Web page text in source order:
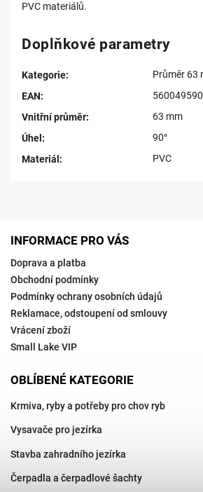
PVC materiálů.
Doplňkové parametry
Kategorie:
Průměr 63
EAN:
Vnitřní průměr:
63 mm
Úhel :
90°
Materiál : PVC
INFORMACE PRO VÁS
Doprava a platba
Obchodní podmínky
Podmínky ochrany osobních údajů
Reklamace, odstoupení od smlouvy
Vrácení zboží
Small Lake VIP
OBLÍBENÉ KATEGORIE
Krmiva, ryby a potřeby pro chov ryb
Vysavače pro jezírka
Stavba zahradního jezírka
Čerpadla a čerpadlové šachty